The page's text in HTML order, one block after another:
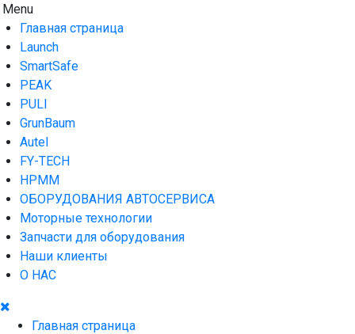
Skip
to
content
AUTO HOUSE
Технологии автосервиса — официальный дистрибьютор
Launch в Армении,Launch Armenia
Menu
Главная страница
Launch
SmartSafe
PEAK
PULI
GrunBaum
Autel
FY-TECH
HPMM
ОБОРУДОВАНИЯ АВТОСЕРВИСА
Моторные технологии
Запчасти для оборудования
Наши клиенты
О НАС
Главная страница